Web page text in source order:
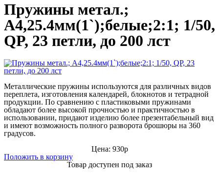
Пружины метал.;
А4,25.4мм(1`);белые;2:1; 1/50,
QP, 23 петли, до 200 лст
Металлические пружины используются для различных видов
переплета, изготовления календарей, блокнотов и тетрадной
продукции. По сравнению с пластиковыми пружинами
обладают более высокой прочностью и практичностью в
использовании, придают изделию более презентабельный вид
и имеют возможность полного разворота брошюры на 360
градусов.
Цена: 930р
Положить в корзину
Товар доступен под заказ